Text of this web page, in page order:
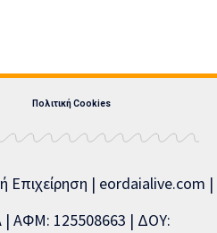
Πολιτική Cookies
Επιχείρηση | eordaialive.com |
ΑΦΜ: 125508663 | ΔΟΥ: